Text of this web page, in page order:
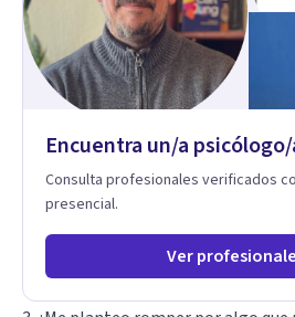
Encuentra un/a
Consulta profesionales verificados
presencial.
Ver